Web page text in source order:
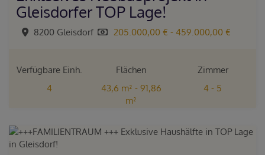
Gleisdorfer TOP Lage!
8200 Gleisdorf 205.000,00 € - 459.000,00 €
Verfügbare Einh.
4
Flächen
43,6 m² - 91,86
m²
Zimmer
4 - 5